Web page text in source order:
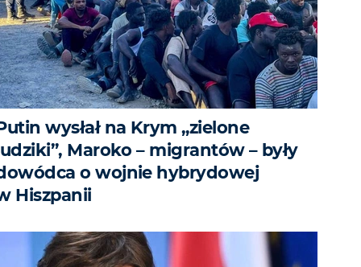
wysłał na Krym „zielone
Maroko – migrantów – były
o wojnie hybrydowej
Hiszpanii